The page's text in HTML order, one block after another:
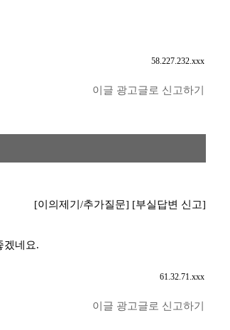
58.227.232.xxx
이글 광고글로 신고하기
[이의제기/추가질문] [부실답변 신고]
겠네요.
61.32.71.xxx
이글 광고글로 신고하기